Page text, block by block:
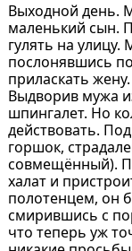
Выходной день.
маленький сын.
гулять на улицу.
послонявшись
приласкать
Выдворив мужа
шпингалет. Но
действовать.
горшок,
совмещённый).
халат и
полотенцем, он
смирившись с
что теперь уж